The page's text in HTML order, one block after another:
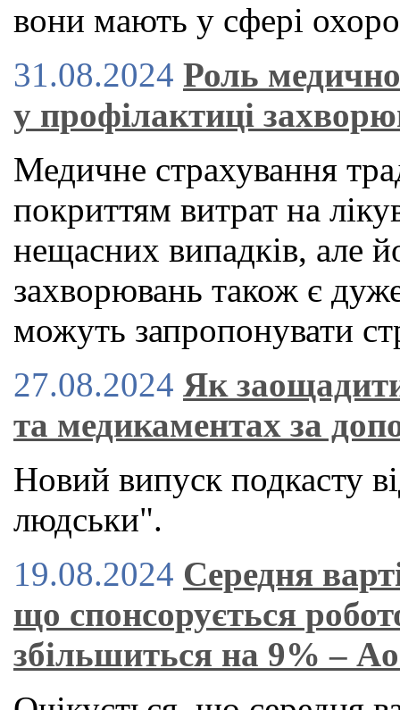
вони мають у сфері
31.08.2024 Роль
у профілактиці
Медичне страхування
покриттям витрат на
нещасних випадків, але
захворювань також є
можуть запропонувати
27.08.2024 Як
та медикаментах за
Новий випуск подкасту
людськи".
19.08.2024 Середня
що спонсорується
збільшиться на 9% –